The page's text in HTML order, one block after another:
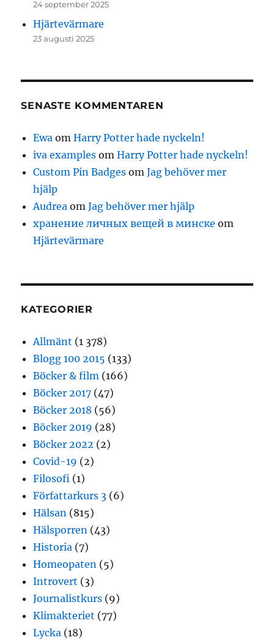
24 september 2025
Hjärtevärmare
23 augusti 2025
SENASTE KOMMENTAREN
Ewa omHarry Potter hade nyckeln!
iva examples omHarry Potter hade nyckeln!
Custom Pin Badges omJag behöver mer
hjälp
Audrea omJag behöver mer hjälp
хранение личных вещей в минске om
Hjärtevärmare
KATEGORIER
Allmänt (1 378)
Blogg 100 2015 (133)
Böcker & film (166)
Böcker 2017 (47)
Böcker 2018 (56)
Böcker 2019 (28)
Böcker 2022 (2)
Covid-19 (2)
Filosofi (1)
Författarkurs 3 (6)
Hälsan (815)
Hälsporren (43)
Historia (7)
Homeopaten (5)
Introvert (3)
Journalistkurs (9)
Klimakteriet (77)
Lycka (18)